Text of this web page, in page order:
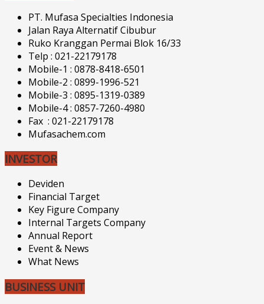
PT. Mufasa Specialties Indonesia
Jalan Raya Alternatif Cibubur
Ruko Kranggan Permai Blok 16/33
Telp : 021-22179178
Mobile-1 : 0878-8418-6501
Mobile-2 : 0899-1996-521
Mobile-3 : 0895-1319-0389
Mobile-4 : 0857-7260-4980
Fax : 021-22179178
Mufasachem.com
INVESTOR
Deviden
Financial Target
Key Figure Company
Internal Targets Company
Annual Report
Event & News
What News
BUSINESS UNIT